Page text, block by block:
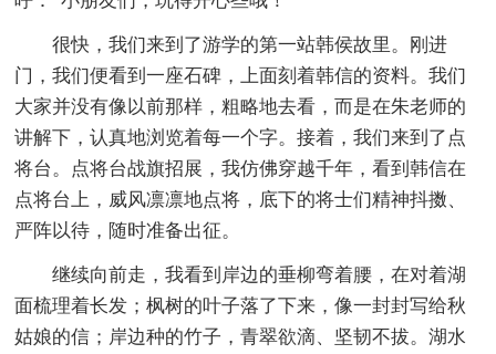
很快，我们来到了游学的第一站韩侯故里。刚进
门，我们便看到一座石碑，上面刻着韩信的资料。我们
大家并没有像以前那样，粗略地去看，而是在朱老师的
讲解下，认真地浏览着每一个字。接着，我们来到了点
将台。点将台战旗招展，我仿佛穿越千年，看到韩信在
点将台上，威风凛凛地点将，底下的将士们精神抖擞、
严阵以待，随时准备出征。
继续向前走，我看到岸边的垂柳弯着腰，在对着湖
面梳理着长发；枫树的叶子落了下来，像一封封写给秋
姑娘的信；岸边种的竹子，青翠欲滴、坚韧不拔。湖水